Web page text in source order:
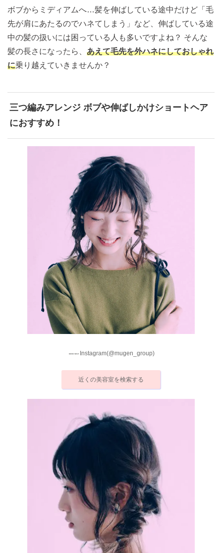
ボブからミディアムへ…髪を伸ばしている途中だけど「毛
先が肩にあたるのでハネてしまう」など、伸ばしている途
中の髪の扱いには困っている人も多いですよね？ そんな
髪の長さになったら、 あえて毛先を外ハネにしておしゃれ
に乗り越えていきませんか？
三つ編みアレンジ ボブや伸ばしかけショートヘア
におすすめ！
Instagram(@mugen_group)
近くの美容室を検索する